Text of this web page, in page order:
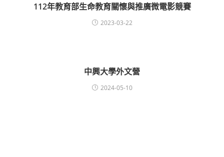
112年教育部生命教育關懷與推廣微電影競賽
2023-03-22
中興大學外文營
2024-05-10